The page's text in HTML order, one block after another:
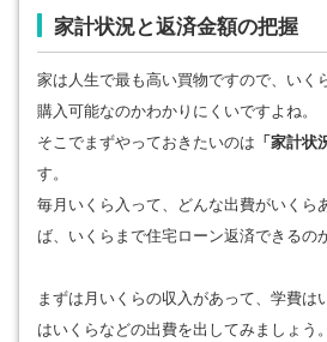
家計状況と返済金額の把握
家は人生で最も高い買物ですので、いく
購入可能なのかわかりにくいですよね。
そこでまずやっておきたいのは 「家計状
す。
毎月いくら入って、どんな出費がいくら
ば、いくらまで住宅ローン返済できるの
まずは月いくらの収入があって、学費は
はいくらなどの出費を出してみましょう。